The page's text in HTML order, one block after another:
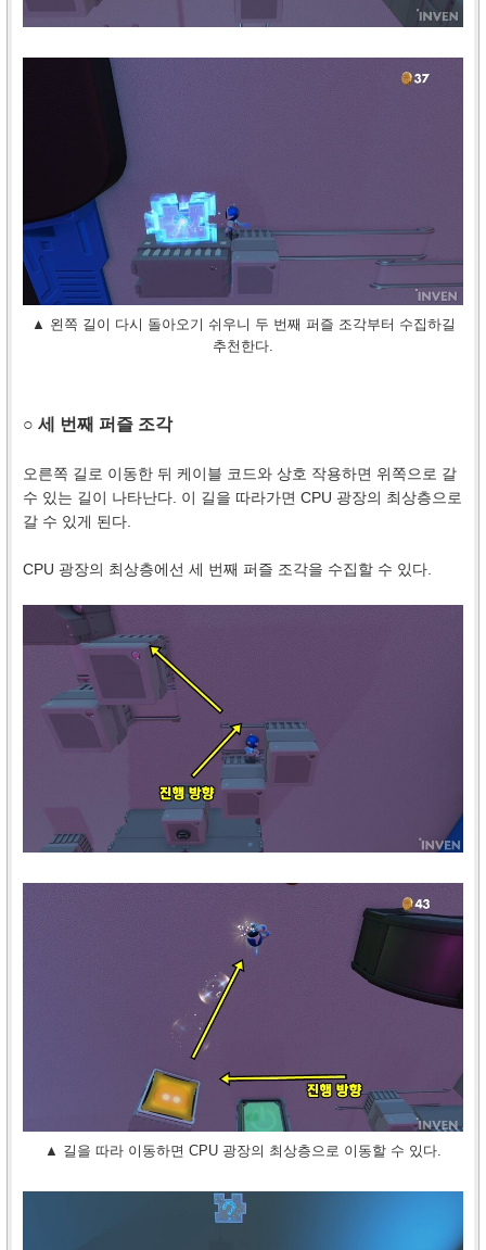
▲ 왼쪽 길이 다시 돌아오기 쉬우니 두 번째 퍼즐 조각부터 수집하길
추천한다.
○ 세 번째 퍼즐 조각
오른쪽 길로 이동한 뒤 케이블 코드와 상호 작용하면 위쪽으로 갈
수 있는 길이 나타난다. 이 길을 따라가면 CPU 광장의 최상층으로
갈 수 있게 된다.
CPU 광장의 최상층에선 세 번째 퍼즐 조각을 수집할 수 있다.
▲ 길을 따라 이동하면 CPU 광장의 최상층으로 이동할 수 있다.